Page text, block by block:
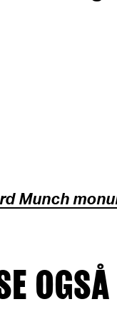
Munch
OGSÅ